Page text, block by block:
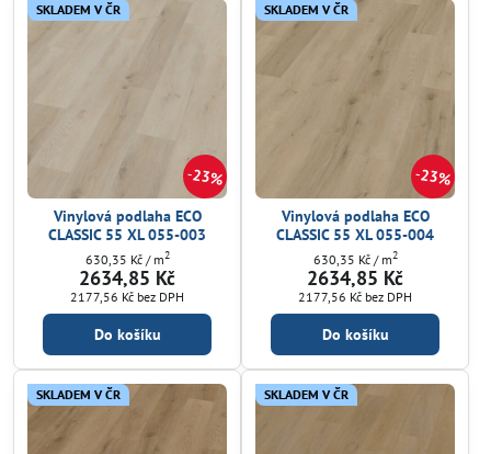
23%
SKLADEM V ČR
Vinylová podlaha ECO
CLASSIC 55 XL 055-003
2634,85 Kč
2177,56 Kč bez DPH
630,35 Kč / m2
Do košíku
23%
SKLADEM V ČR
Vinylová podlaha ECO
CLASSIC 55 XL 055-004
2634,85 Kč
2177,56 Kč bez DPH
630,35 Kč / m2
Do košíku
SKLADEM V ČR SKLADEM V ČR